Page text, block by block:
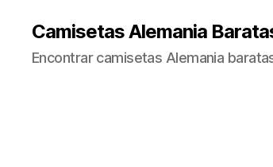
Camisetas Alemania
Encontrar camisetas Alemania